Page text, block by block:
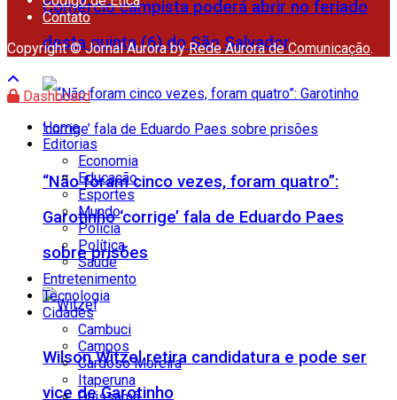
Comércio campista poderá abrir no feriado
desta quinta (6) do São Salvador
“Não foram cinco vezes, foram quatro”:
Garotinho ‘corrige’ fala de Eduardo Paes
sobre prisões
Wilson Witzel retira candidatura e pode ser
vice de Garotinho
Contato
Copyright © Jornal Aurora byRede Aurora de Comunicação.
Dashboard
Home
Editorias
Economia
Educação
Esportes
Mundo
Polícia
Política
Saúde
Entretenimento
Tecnologia
Cidades
Cambuci
Campos
Cardoso Moreira
Itaperuna
Quissamã